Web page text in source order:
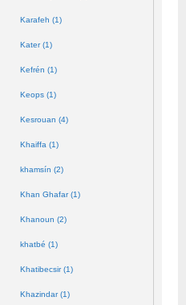
Karafeh (1)
Kater (1)
Kefrén (1)
Keops (1)
Kesrouan (4)
Khaiffa (1)
khamsín (2)
Khan Ghafar (1)
Khanoun (2)
khatbé (1)
Khatibecsir (1)
Khazindar (1)